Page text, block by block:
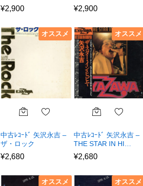
¥2,900 ¥2,900
オススメ
中古ﾚｺｰﾄﾞ 矢沢永吉 –
ザ・ロック
¥2,680
オススメ
中古ﾚｺｰﾄﾞ 矢沢永吉 –
THE STAR IN HI…
¥2,680
オススメ オススメ